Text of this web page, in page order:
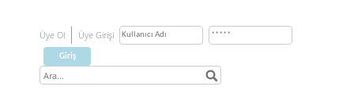
Üye Ol Üye Girişi